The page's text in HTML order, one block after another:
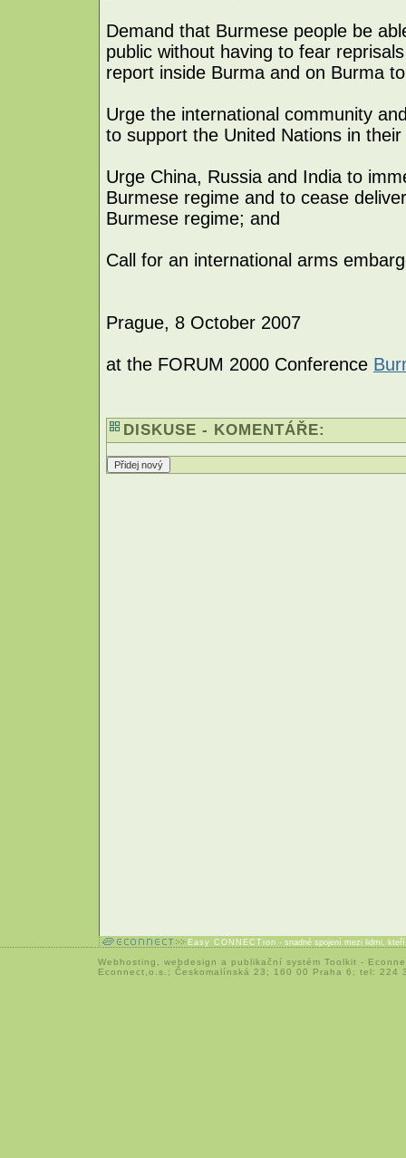
Demand that Burmese people be
public without having to fear
report inside Burma and on Burma
Urge the international community
to support the United Nations in
Urge China, Russia and India to
Burmese regime and to cease
Burmese regime; and
Call for an international arms
Prague, 8 October 2007
at the FORUM 2000 Conference
DISKUSE - KOMENTÁŘE:
Easy CONNECTion - snadné spojení mezi lidmi,
Webhosting webdesign a publikační systém Toolkit -
Econnect,o.s.; Českomalínská 23; 160 00 Praha 6; tel: 224